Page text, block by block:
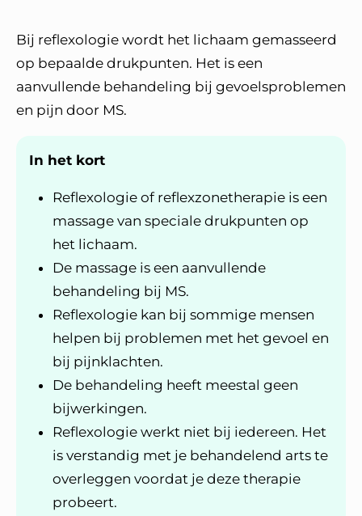
Bij reflexologie wordt het lichaam gemasseerd
op bepaalde drukpunten. Het is een
aanvullende behandeling bij gevoelsproblemen
en pijn door MS.
In het kort
Reflexologie of reflexzonetherapie is een
massage van speciale drukpunten op
het lichaam.
De massage is een aanvullende
behandeling bij MS.
Reflexologie kan bij sommige mensen
helpen bij problemen met het gevoel en
bij pijnklachten.
De behandeling heeft meestal geen
bijwerkingen.
Reflexologie werkt niet bij iedereen. Het
is verstandig met je behandelend arts te
overleggen voordat je deze therapie
probeert.